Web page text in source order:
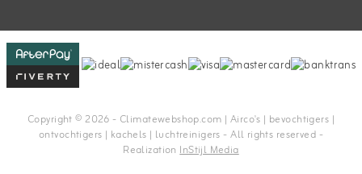
Copyright © 2026 - Climatewebshop.com | Airco's | bevochtigers |
ontvochtigers | kachels | luchtreinigers - All rights reserved -
RealizationInStijl Media